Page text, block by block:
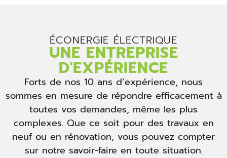
ÉCONERGIE ÉLECTRIQUE
UNE ENTREPRISE
D'EXPÉRIENCE
Forts de nos 10 ans d’expérience, nous
sommes en mesure de répondre efficacement à
toutes vos demandes, même les plus
complexes. Que ce soit pour des travaux en
neuf ou en rénovation, vous pouvez compter
sur notre savoir-faire en toute situation.